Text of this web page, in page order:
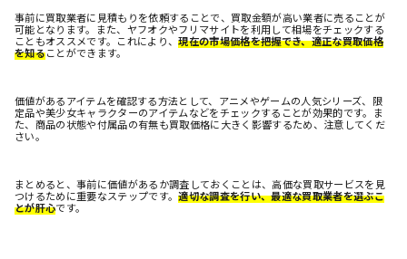
事前に買取業者に見積もりを依頼することで、買取金額が高い業者に売ることが
可能となります。また、ヤフオクやフリマサイトを利用して相場をチェックする
こともオススメです。これにより、現在の市場価格を把握でき、適正な買取価格
を知ることができます。
価値があるアイテムを確認する方法として、アニメやゲームの人気シリーズ、限
定品や美少女キャラクターのアイテムなどをチェックすることが効果的です。ま
た、商品の状態や付属品の有無も買取価格に大きく影響するため、注意してくだ
さい。
まとめると、事前に価値があるか調査しておくことは、高価な買取サービスを見
つけるために重要なステップです。適切な調査を行い、最適な買取業者を選ぶこ
とが肝心です。